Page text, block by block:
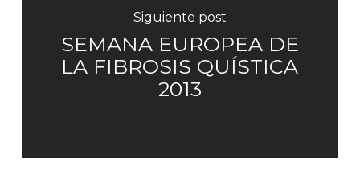
Siguiente post
SEMANA EUROPEA DE
LA FIBROSIS QUÍSTICA
2013